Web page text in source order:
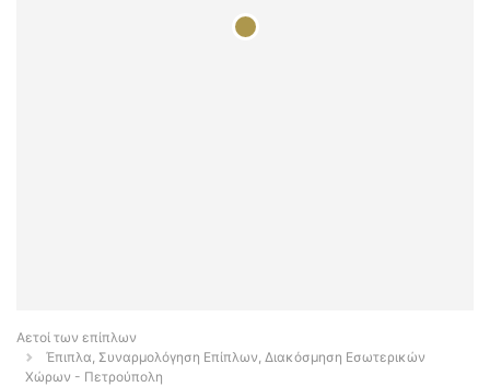
Αετοί των επίπλων
Έπιπλα, Συναρμολόγηση Επίπλων, Διακόσμηση Εσωτερικών
Χώρων - Πετρούπολη